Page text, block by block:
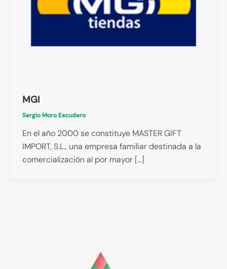
MGI
Sergio Moro Escudero
En el año 2000 se constituye MASTER GIFT
IMPORT, S.L., una empresa familiar destinada a la
comercialización al por mayor […]